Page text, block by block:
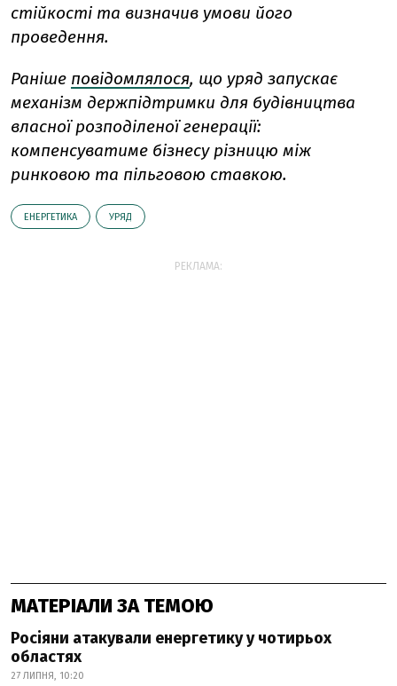
стійкості та визначив умови його
проведення.
Раніше повідомлялося, що уряд запускає
механізм держпідтримки для будівництва
власної розподіленої генерації:
компенсуватиме бізнесу різницю між
ринковою та пільговою ставкою.
ЕНЕРГЕТИКА УРЯД
РЕКЛАМА:
МАТЕРІАЛИ ЗА ТЕМОЮ
Росіяни атакували енергетику у чотирьох
областях
27 ЛИПНЯ, 10:20